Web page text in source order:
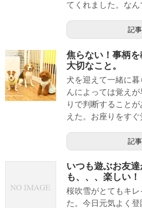
てくれました。な
記
焦らない！事柄
大切なこと。
犬を迎えて一緒に
んによっては覚え
りで判断すること
えた。お座りをす
記
いつも遊ぶお友
も、、、楽しい！
桜吹雪がとてもキ
た。今日元気よく